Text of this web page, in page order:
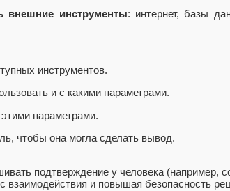
внешние инструменты: интернет, базы
инструментов.
и с какими параметрами.
параметрами.
чтобы она могла сделать вывод.
подтверждение у человека (например,
и повышая безопасность